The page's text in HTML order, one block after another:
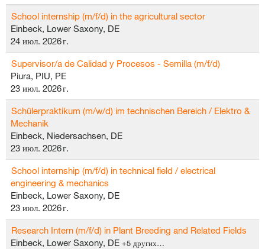
School internship (m/f/d) in the agricultural sector
Einbeck, Lower Saxony, DE
24 июл. 2026 г.
Supervisor/a de Calidad y Procesos - Semilla (m/f/d)
Piura, PIU, PE
23 июл. 2026 г.
Schülerpraktikum (m/w/d) im technischen Bereich / Elektro &
Mechanik
Einbeck, Niedersachsen, DE
23 июл. 2026 г.
School internship (m/f/d) in technical field / electrical
engineering & mechanics
Einbeck, Lower Saxony, DE
23 июл. 2026 г.
Research Intern (m/f/d) in Plant Breeding and Related Fields
Einbeck, Lower Saxony, DE +5 других…